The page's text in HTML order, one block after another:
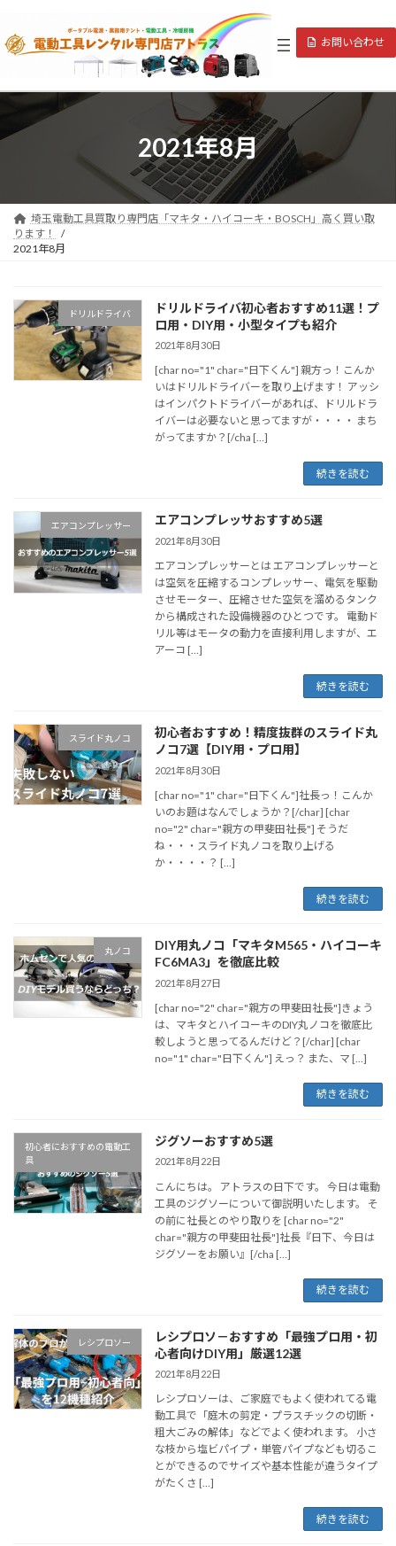
テ
へ
キ
ゲ
ョ
に
お問い合わせ
2021年8月
埼玉電動工具買取り専門店「マキタ・ハイコーキ・BOSCH」高く買い取
ります！
2021年8月
ドリルドライバ
ドリルドライバ初心者おすすめ11選！プ
ロ用・DIY用・小型タイプも紹介
2021年8月30日
[char no="1" char="日下くん"] 親方っ！こんか
いはドリルドライバーを取り上げます！ アッシ
はインパクトドライバーがあれば、ドリルドラ
イバーは必要ないと思ってますが・・・・ まち
がってますか？[/cha […]
続きを読む
エアコンプレッサー エアコンプレッサおすすめ5選
2021年8月30日
エアコンプレッサーとは エアコンプレッサーと
は空気を圧縮するコンプレッサー、電気を駆動
させモーター、圧縮させた空気を溜めるタンク
から構成された設備機器のひとつです。 電動ド
リル等はモータの動力を直接利用しますが、エ
アーコ […]
続きを読む
スライド丸ノコ
初心者おすすめ！精度抜群のスライド丸
ノコ7選【DIY用・プロ用】
2021年8月30日
[char no="1" char="日下くん"]社長っ！こんか
いのお題はなんでしょうか？[/char] [char
no="2" char="親方の甲斐田社長"] そうだ
ね・・・スライド丸ノコを取り上げる
か・・・・？ […]
続きを読む
丸ノコ
DIY用丸ノコ「マキタM565・ハイコーキ
FC6MA3」を徹底比較
2021年8月27日
[char no="2" char="親方の甲斐田社長"]きょう
は、マキタとハイコーキのDIY丸ノコを徹底比
較しようと思ってるんだけど？[/char] [char
no="1" char="日下くん"] えっ？ また、マ […]
続きを読む
初心者におすすめの電動工
具
ジグソーおすすめ5選
2021年8月22日
こんにちは。 アトラスの日下です。 今日は電動
工具のジグソーについて御説明いたします。 そ
の前に社長とのやり取りを [char no="2"
char="親方の甲斐田社長"]社長『日下、今日は
ジグソーをお願い』[/cha […]
続きを読む
レシプロソー
レシプロソ－おすすめ「最強プロ用・初
心者向けDIY用」厳選12選
2021年8月22日
レシプロソーは、ご家庭でもよく使われてる電
動工具で「庭木の剪定・プラスチックの切断・
粗大ごみの解体」などでよく使われます。 小さ
な枝から塩ビパイプ・単管パイプなども切るこ
とができるのでサイズや基本性能が違うタイプ
がたくさ […]
続きを読む